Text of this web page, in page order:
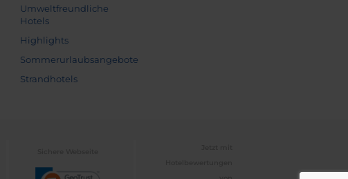
Umweltfreundliche
Hotels
Highlights
Sommerurlaubsangebote
Strandhotels